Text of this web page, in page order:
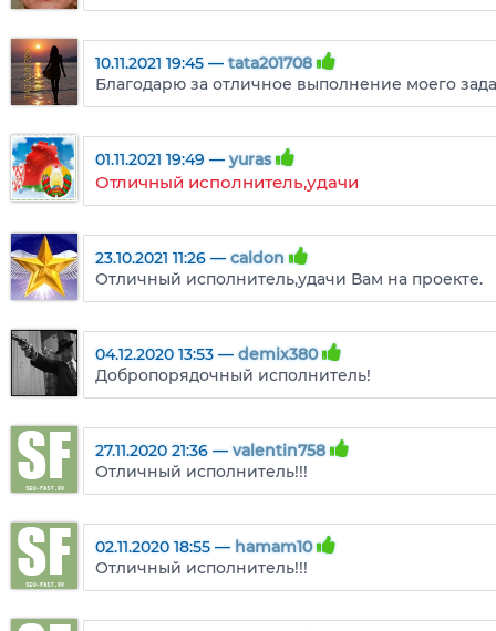
10.11.2021 19:45 — tata201708
Благодарю за отличное выполнение моего
01.11.2021 19:49 — yuras
Отличный исполнитель,удачи
23.10.2021 11:26 — caldon
Отличный исполнитель,удачи Вам на проекте.
04.12.2020 13:53 — demix380
Добропорядочный исполнитель!
27.11.2020 21:36 — valentin758
Отличный исполнитель!!!
02.11.2020 18:55 — hamam10
Отличный исполнитель!!!